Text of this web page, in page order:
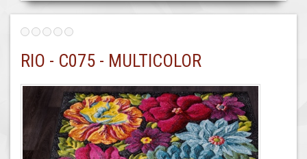
RIO - C075 - MULTICOLOR